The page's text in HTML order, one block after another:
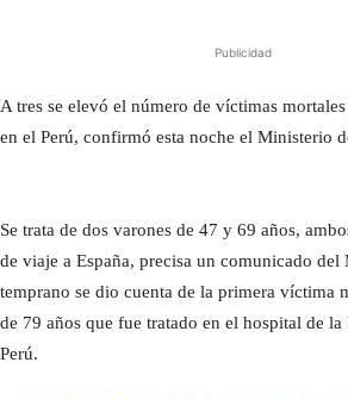
Publicidad
A tres se elevó el número de víctimas
en el Perú, confirmó esta noche el Ministerio
Se trata de dos varones de 47 y 69 años,
de viaje a España, precisa un comunicado del
temprano se dio cuenta de la primera víctima
de 79 años que fue tratado en el hospital de la
Perú.